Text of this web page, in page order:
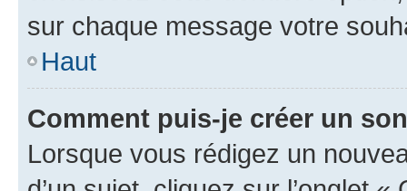
sur chaque message votre
Haut
Comment puis-je créer un
Lorsque vous rédigez un